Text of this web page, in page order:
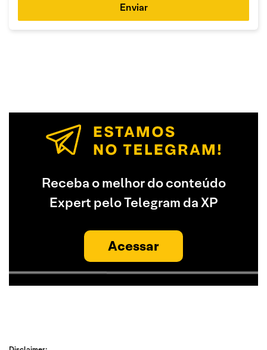
Enviar
Receba o melhor do conteúdo
Expert pelo Telegram da XP
Acessar